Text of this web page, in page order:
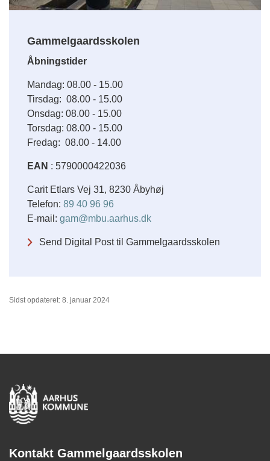
Gammelgaardsskolen
Åbningstider
Mandag: 08.00 - 15.00
Tirsdag: 08.00 - 15.00
Onsdag: 08.00 - 15.00
Torsdag: 08.00 - 15.00
Fredag: 08.00 - 14.00
EAN : 5790000422036
Carit Etlars Vej 31, 8230 Åbyhøj
Telefon: 89 40 96 96
E-mail: gam@mbu.aarhus.dk
Send Digital Post til Gammelgaardsskolen
Sidst opdateret: 8. januar 2024
Kontakt Gammelgaardsskolen